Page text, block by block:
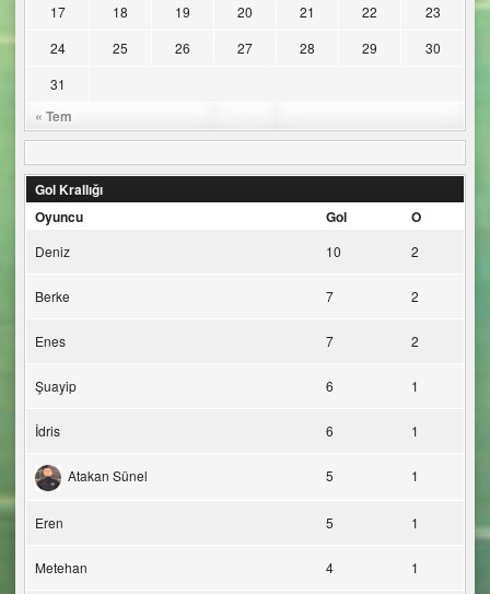
« Tem
17
18 19 20 21 22
23
24
25 26 27 28 29
30
31
Gol Krallığı
Oyuncu
Gol O
Deniz 10 2
Berke 7 2
Enes 7 2
Şuayip 6 1
İdris 6 1
Atakan Sünel 5 1
Eren 5 1
Metehan 4 1